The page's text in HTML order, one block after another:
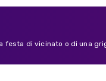
festa di vicinato o di una